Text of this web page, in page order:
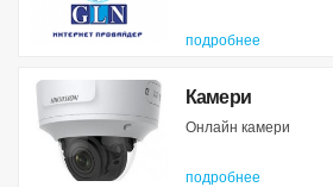
подробнее
Камери
Онлайн камери
подробнее